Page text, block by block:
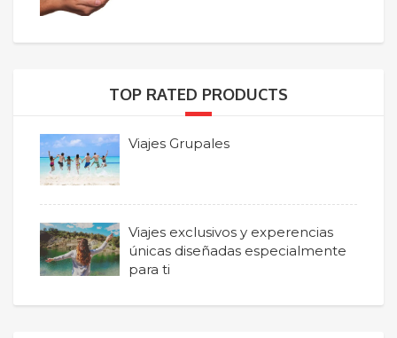
TOP RATED PRODUCTS
Viajes Grupales
Viajes exclusivos y experencias
únicas diseñadas especialmente
para ti